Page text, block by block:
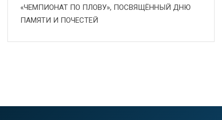
«ЧЕМПИОНАТ ПО ПЛОВУ», ПОСВЯЩЁННЫЙ ДНЮ
ПАМЯТИ И ПОЧЕСТЕЙ